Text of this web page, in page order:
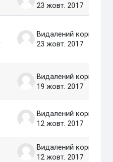
23 жовт. 2017
23 жовт. 2017
19 жовт. 2017
12 жовт. 2017
12 жовт. 2017